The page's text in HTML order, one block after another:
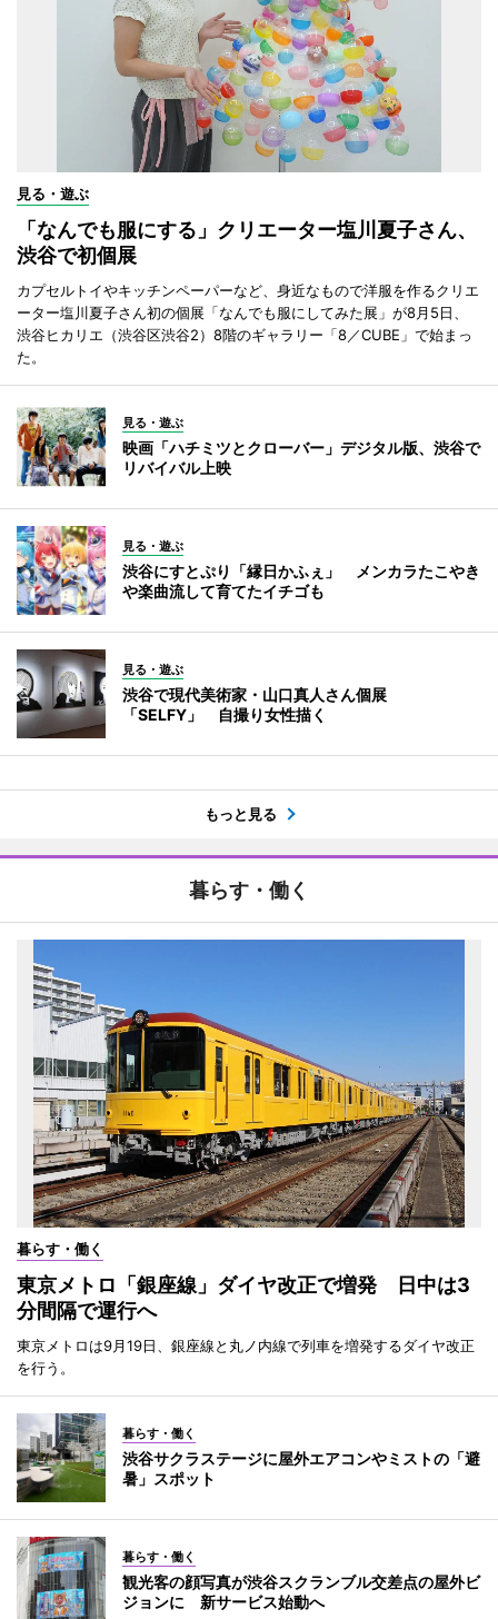
見る・遊ぶ
「なんでも服にする」クリエーター塩川夏子さん、
渋谷で初個展
カプセルトイやキッチンペーパーなど、身近なもので洋服を作るクリエ
ーター塩川夏子さん初の個展「なんでも服にしてみた展」が8月5日、
渋谷ヒカリエ（渋谷区渋谷2）8階のギャラリー「8／CUBE」で始まっ
た。
見る・遊ぶ
映画「ハチミツとクローバー」デジタル版、渋谷で
リバイバル上映
見る・遊ぶ
渋谷にすとぷり「縁日かふぇ」 メンカラたこやき
や楽曲流して育てたイチゴも
見る・遊ぶ
渋谷で現代美術家・山口真人さん個展
「SELFY」 自撮り女性描く
もっと見る
暮らす・働く
暮らす・働く
東京メトロ「銀座線」ダイヤ改正で増発 日中は3
分間隔で運行へ
東京メトロは9月19日、銀座線と丸ノ内線で列車を増発するダイヤ改正
を行う。
暮らす・働く
渋谷サクラステージに屋外エアコンやミストの「避
暑」スポット
暮らす・働く
観光客の顔写真が渋谷スクランブル交差点の屋外ビ
ジョンに 新サービス始動へ